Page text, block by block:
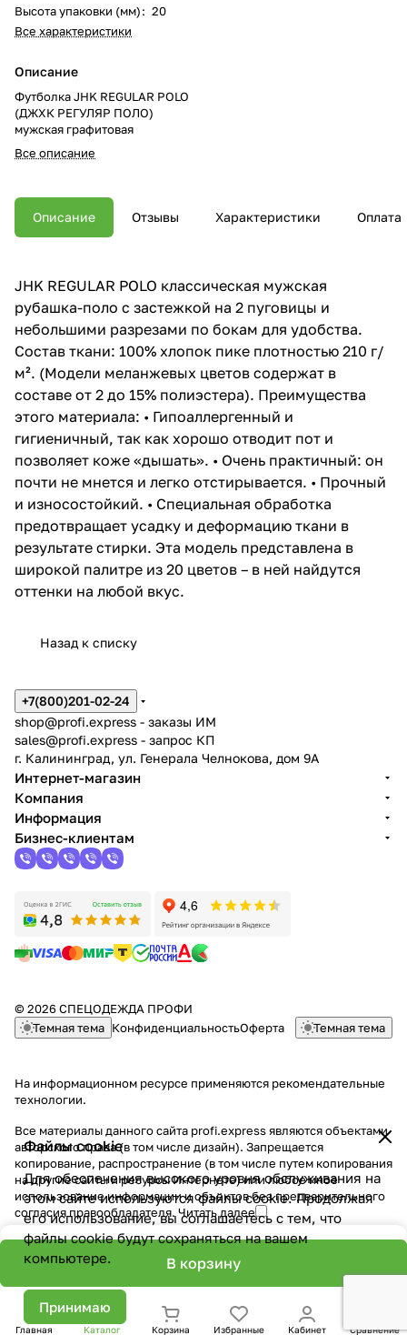
Высота упаковки (мм): 20
Все характеристики
Описание
Футболка JHK REGULAR POLO
(ДЖХК РЕГУЛЯР ПОЛО)
мужская графитовая
Все описание
Описание Отзывы Характеристики Оплата
JHK REGULAR POLO классическая мужская
рубашка-поло с застежкой на 2 пуговицы и
небольшими разрезами по бокам для удобства.
Состав ткани: 100% хлопок пике плотностью 210 г/
м². (Модели меланжевых цветов содержат в
составе от 2 до 15% полиэстера). Преимущества
этого материала: • Гипоаллергенный и
гигиеничный, так как хорошо отводит пот и
позволяет коже «дышать». • Очень практичный: он
почти не мнется и легко отстирывается. • Прочный
и износостойкий. • Специальная обработка
предотвращает усадку и деформацию ткани в
результате стирки. Эта модель представлена в
широкой палитре из 20 цветов – в ней найдутся
оттенки на любой вкус.
Назад к списку
В корзину
Главная Каталог Корзина Избранные Кабинет Сравнение
Файлы cookie
Для обеспечения высокого уровня обслуживания на
этом сайте используются файлы cookie. Продолжая
его использование, вы соглашаетесь с тем, что
файлы cookie будут сохраняться на вашем
компьютере.
Принимаю
+7(800)201-02-24
shop@profi.express - заказы ИМ
sales@profi.express - запрос КП
г. Калининград, ул. Генерала Челнокова, дом 9A
Интернет-магазин
Компания
Информация
Бизнес-клиентам
© 2026 СПЕЦОДЕЖДА ПРОФИ
Темная тема КонфиденциальностьОферта Темная тема
На информационном ресурсе применяются рекомендательные
технологии.
Все материалы данного сайта profi.express являются объектами
авторского права (в том числе дизайн). Запрещается
копирование, распространение (в том числе путем копирования
на другие сайты и ресурсы Интернете) или любое иное
использование информации и объектов без предварительного
согласия правообладателя. Читать далее